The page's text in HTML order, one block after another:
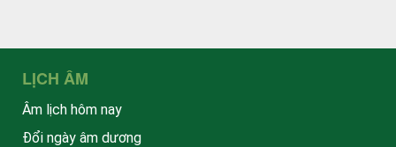
LỊCH ÂM
Âm lịch hôm nay
Đổi ngày âm dương